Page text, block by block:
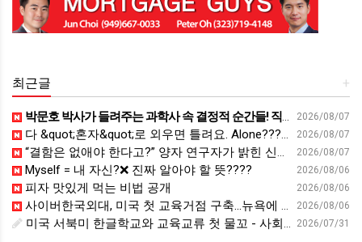
+
최근글
2026/08/07
박문호 박사가 들려주는 과학사 속 결정적 순간들! 직관을 뛰어넘는 과학적 통찰 : 생각하는 청소년을 위한 과학 시리즈 1부(feat.박문호 박사)
2026/08/07
다 &quot;혼자&quot;로 외우면 틀려요. Alone????By myself????On my own
2026/08/07
“결함은 없애야 한다고?” 양자 연구자가 밝힌 신비: 없애려던 흠이 무기가 되는 방법 | 이정현 KIST 양자기술연구단 선임연구원 | 양자 컴퓨터 인생 | 세바시 2121회
2026/08/06
Myself = 내 자신?❌ 진짜 알아야 할 뜻????
2026/08/06
피자 맛있게 먹는 비법 공개
2026/08/06
사이버한국외대, 미국 첫 교육거점 구축…뉴욕에 미주글로벌센터 개소 - 재외동포신문
2026/07/31
미국 서북미 한글학교와 교육교류 첫 물꼬 - 사회적경제뉴스